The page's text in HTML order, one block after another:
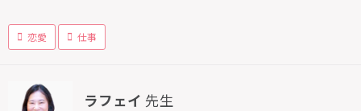
恋愛 仕事
ラフェイ 先生